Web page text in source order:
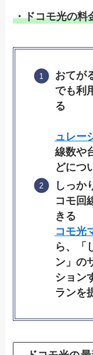
・ドコモ光の料
おてが
でも利
る
ュレー
線数や
どにつ
しっか
コモ回
コモ光
ら、「
ン」の
ション
ランを